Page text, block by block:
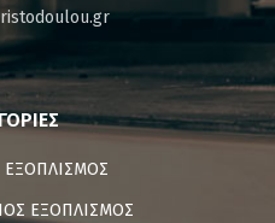
ΕΞΟΠΛΙΣΜΟΣ
ΕΞΟΠΛΙΣΜΟΣ